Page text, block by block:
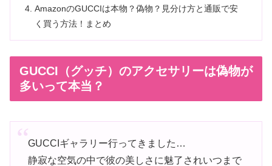
AmazonのGUCCIは本物？偽物？見分け方と通販で安
く買う方法！まとめ
GUCCI（グッチ）のアクセサリーは偽物が
多いって本当？
GUCCIギャラリー行ってきました…
静寂な空気の中で彼の美しさに魅了されいつまで